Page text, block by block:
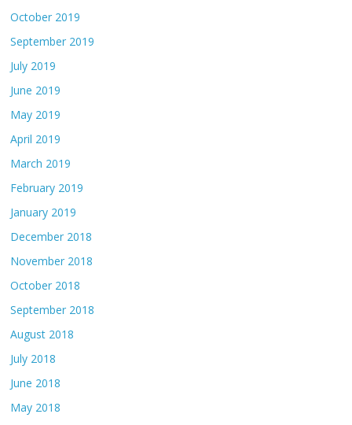
October 2019
September 2019
July 2019
June 2019
May 2019
April 2019
March 2019
February 2019
January 2019
December 2018
November 2018
October 2018
September 2018
August 2018
July 2018
June 2018
May 2018